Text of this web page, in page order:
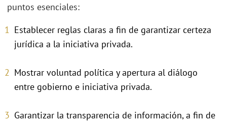
puntos esenciales:
Establecer reglas claras a fin de garantizar certeza
jurídica a la iniciativa privada.
Mostrar voluntad política y apertura al diálogo
entre gobierno e iniciativa privada.
Garantizar la transparencia de información, a fin de